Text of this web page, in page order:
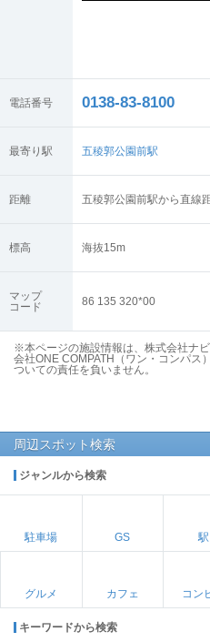
電話番号 0138-83-8100
最寄り駅 五稜郭公園前駅
距離 五稜郭公園前駅から直線
標高 海抜15m
マップ
コード
86 135 320*00
※本ページの施設情報は、株式会社ナ
会社ONE COMPATH（ワン・コンパス
ついての責任を負いません。
周辺スポット検索
ジャンルから検索
駐車場 GS 駅
グルメ カフェ コン
キーワードから検索